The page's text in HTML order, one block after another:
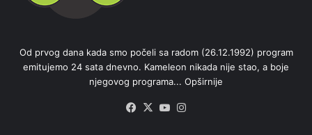
Od prvog dana kada smo počeli sa radom (26.12.1992) program
emitujemo 24 sata dnevno. Kameleon nikada nije stao, a boje
njegovog programa... Opširnije
Facebook
X YouTube